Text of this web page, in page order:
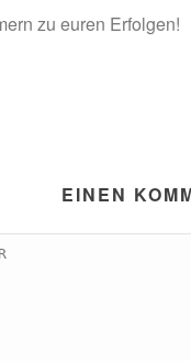
zu euren Erfolgen!
EINEN